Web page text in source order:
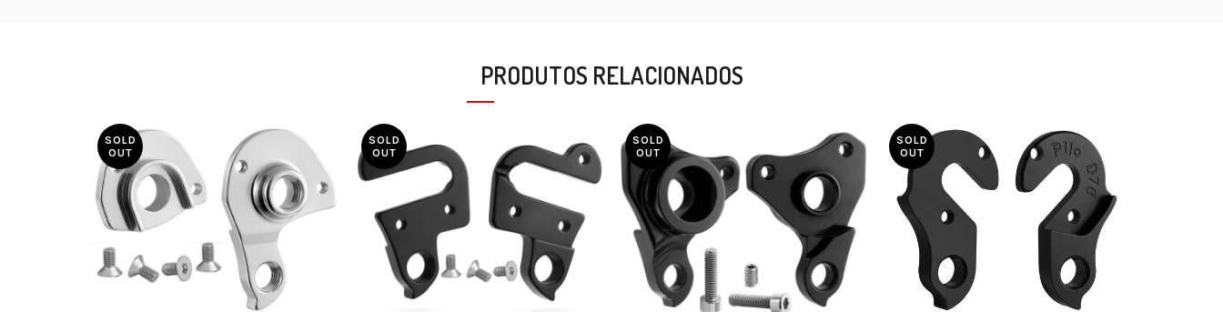
PRODUTOS RELACIONADOS
SOLD
OUT
SOLD
OUT
SOLD
OUT
SOLD
OUT